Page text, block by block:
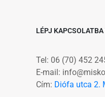
LÉPJ
Tel: 06 (70) 452
E-mail:
Cím: Diófa utca 2.